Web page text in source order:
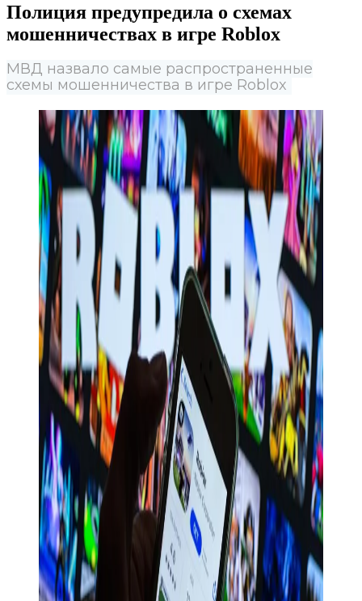
Полиция предупредила о схемах
мошенничествах в игре Roblox
МВД назвало самые распространенные
схемы мошенничества в игре Roblox